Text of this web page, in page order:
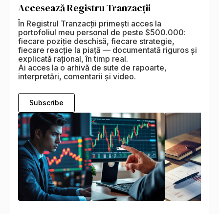
Accesează Registru Tranzacții
În Registrul Tranzacții primești acces la
portofoliul meu personal de peste $500.000:
fiecare poziție deschisă, fiecare strategie,
fiecare reacție la piață — documentată riguros și
explicată rațional, în timp real.
Ai acces la o arhivă de sute de rapoarte,
interpretări, comentarii și video.
Subscribe